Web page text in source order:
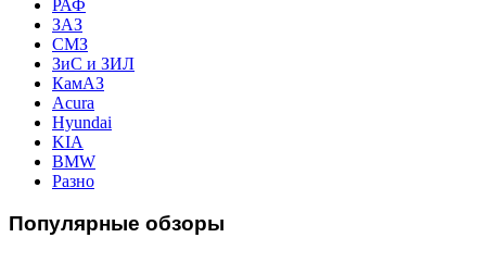
РАФ
ЗАЗ
СМЗ
ЗиС и ЗИЛ
КамАЗ
Acura
Hyundai
KIA
BMW
Разно
Популярные обзоры